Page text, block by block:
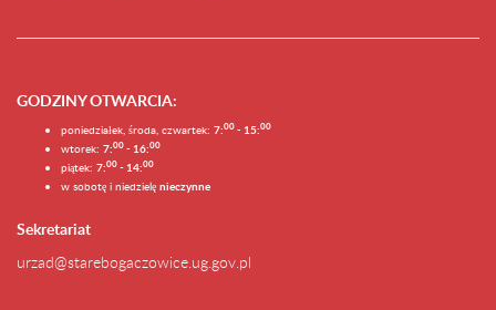
GODZINY OTWARCIA:
poniedziałek, środa, czwartek: 7:00 - 15:00
wtorek: 7:00 - 16:00
piątek: 7:00 - 14:00
w sobotę i niedzielę nieczynne
Sekretariat
urzad@starebogaczowice.ug.gov.pl